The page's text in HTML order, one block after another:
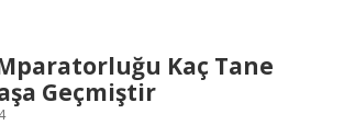
Kaç Tane
Geçmiştir